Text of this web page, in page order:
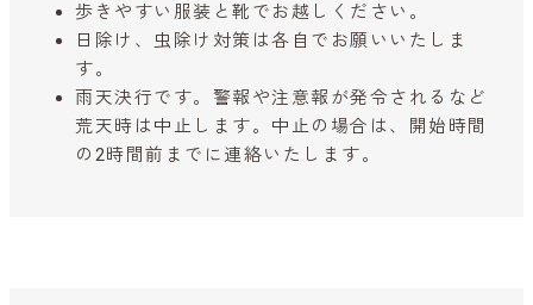
歩きやすい服装と靴でお越しください。
日除け、虫除け対策は各自でお願いいたしま
す。
雨天決行です。警報や注意報が発令されるなど
荒天時は中止します。中止の場合は、開始時間
の2時間前までに連絡いたします。